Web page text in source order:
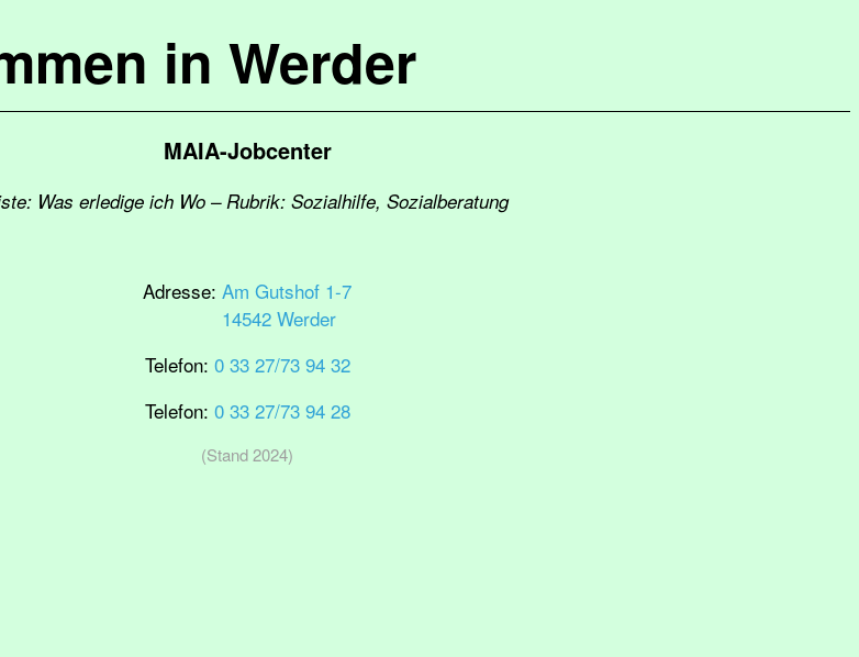
in Werder
MAIA-Jobcenter
Was erledige ich Wo – Rubrik: Sozialhilfe, Sozialberatung
Adresse: Am Gutshof 1-7
14542 Werder
Telefon: 0 33 27/73 94 32
Telefon: 0 33 27/73 94 28
(Stand 2024)